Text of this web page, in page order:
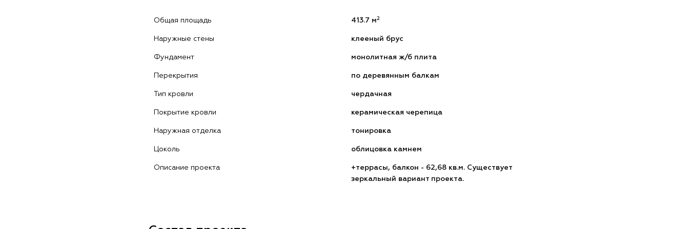
Общая площадь 413.7 м2
Наружные стены клееный брус
Фундамент монолитная ж/б плита
Перекрытия по деревянным балкам
Тип кровли чердачная
Покрытие кровли керамическая черепица
Наружная отделка тонировка
Цоколь облицовка камнем
Описание проекта
+террасы, балкон - 62,68 кв.м. Существует
зеркальный вариант проекта.